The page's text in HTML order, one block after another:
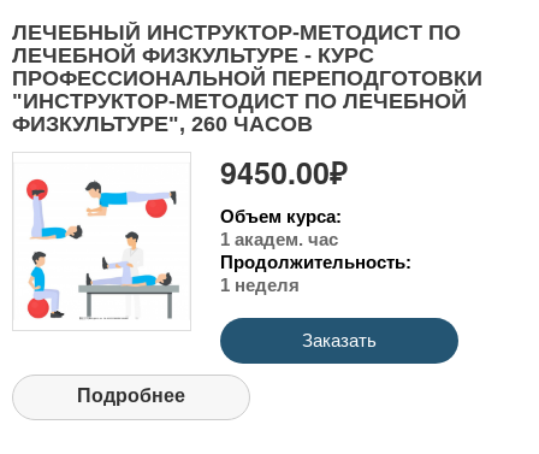
ЛЕЧЕБНЫЙ ИНСТРУКТОР-МЕТОДИСТ ПО
ЛЕЧЕБНОЙ ФИЗКУЛЬТУРЕ - КУРС
ПРОФЕССИОНАЛЬНОЙ ПЕРЕПОДГОТОВКИ
"ИНСТРУКТОР-МЕТОДИСТ ПО ЛЕЧЕБНОЙ
ФИЗКУЛЬТУРЕ", 260 ЧАСОВ
9450.00₽
Объем курса:
1 академ. час
Продолжительность:
1 неделя
Заказать
Подробнее